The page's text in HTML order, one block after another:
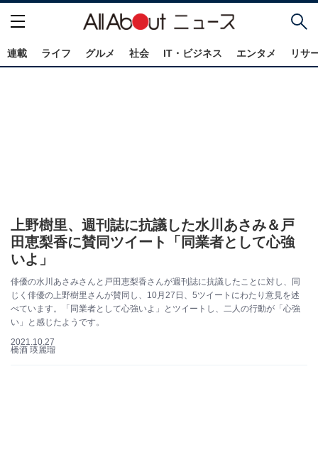
連載 ライフ グルメ 社会 IT・ビジネス エンタメ リサ
上野樹里、週刊誌に抗議した水川あさみ＆戸
田恵梨香に賛同ツイート「同業者として心強
いよ」
俳優の水川あさみさんと戸田恵梨香さんが週刊誌に抗議したことに対し、同
じく俳優の上野樹里さんが賛同し、10月27日、5ツイートにわたり意見を述
べています。「同業者として心強いよ」とツイートし、二人の行動が「心強
い」と感じたようです。
2021.10.27
橋酒 瑛麗瑠